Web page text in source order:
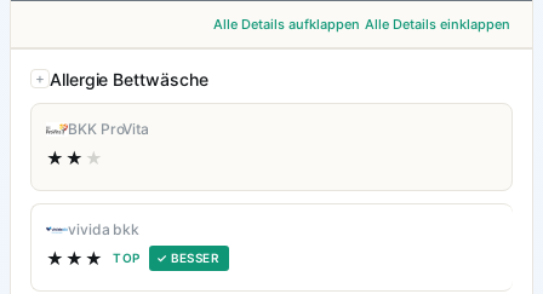
Alle Details aufklappen Alle Details einklappen
Allergie Bettwäsche
BKK ProVita
★★ ★
vivida bkk
★★★ TOP ✓ BESSER